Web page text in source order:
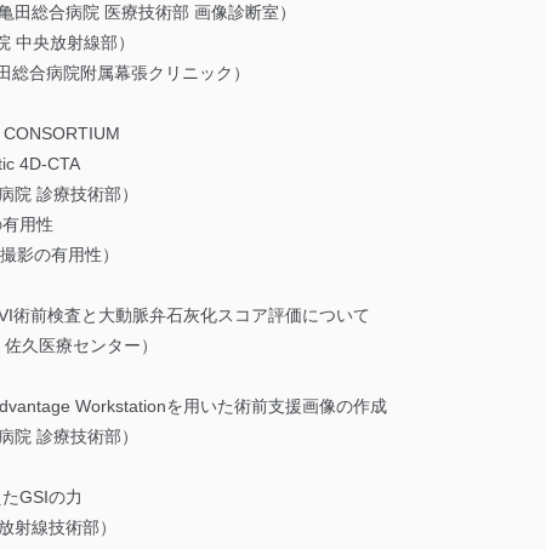
総合病院 医療技術部 画像診断室）
央放射線部）
合病院附属幕張クリニック）
4D-CTA
院 診療技術部）
用性
影の有用性）
前検査と大動脈弁石灰化スコア評価について
久医療センター）
Workstationを用いた術前支援画像の作成
院 診療技術部）
GSIの力
射線技術部）